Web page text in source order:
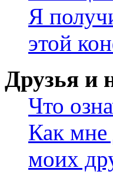
Я
этой
Друзья и
Что
Как мне
моих